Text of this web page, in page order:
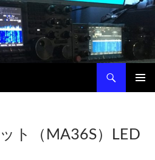
ト（MA36S）LED